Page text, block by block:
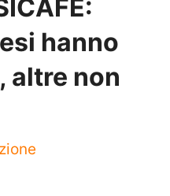
hanno
altre non